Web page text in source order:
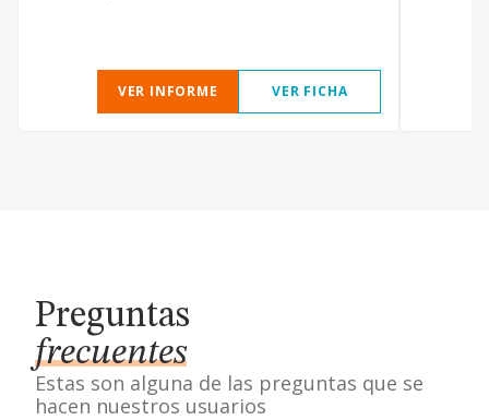
VER INFORME VER FICHA
Preguntas
frecuentes
Estas son alguna de las preguntas que se
hacen nuestros usuarios